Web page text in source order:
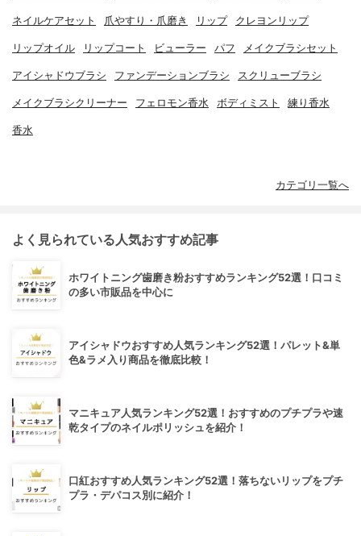
ネイルケアセット 爪やすり・爪磨き リップ クレヨンリップ
リップオイル リップコート ビューラー パフ メイクブラシセット
アイシャドウブラシ ファンデーションブラシ スクリューブラシ
メイクブラシクリーナー フェロモン香水 ボディミスト 練り香水
香水
カテゴリ一覧へ
よく見られている人気おすすめ記事
ホワイトニング歯磨き粉おすすめランキング52選！口コミ
の多い市販品を中心に
アイシャドウおすすめ人気ランキング52選！パレット&単
色&ラメ入り商品を徹底比較！
マニキュア人気ランキング52選！おすすめのプチプラや速
乾タイプのネイルポリッシュを紹介！
口紅おすすめ人気ランキング52選！落ちないリップをプチ
プラ・デパコス別に紹介！